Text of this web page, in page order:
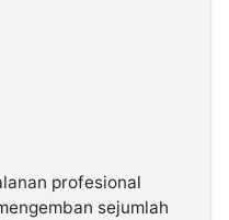
profesional
sejumlah